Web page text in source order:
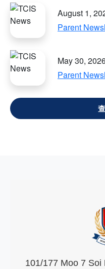
August 1,
Parent
May 30,
Parent
101/177 Moo 7 Soi